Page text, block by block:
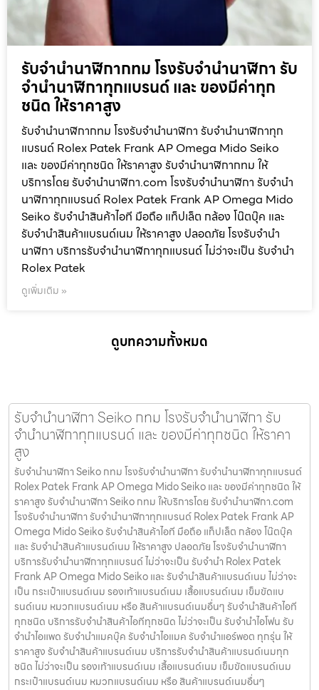
รับจำนำนาฬิกากทม โรงรับจำนำนาฬิกา รับ
จำนำนาฬิกาทุกแบรนด์ และ ของมีค่าทุก
ชนิด ให้ราคาสูง
รับจำนำนาฬิกากทม โรงรับจำนำนาฬิกา รับจำนำนาฬิกาทุก
แบรนด์ Rolex Patek Frank AP Omega Mido Seiko
และ ของมีค่าทุกชนิด ให้ราคาสูง รับจำนำนาฬิกากทม ให้
บริการโดย รับจํานํานาฬิกา.com โรงรับจำนำนาฬิกา รับจำนำ
นาฬิกาทุกแบรนด์ Rolex Patek Frank AP Omega Mido
Seiko รับจำนำสินค้าไอที มือถือ แท็ปเล็ต กล้อง โน๊ตบุ๊ค และ
รับจำนำสินค้าแบรนด์เนม ให้ราคาสูง ปลอดภัย โรงรับจำนำ
นาฬิกา บริการรับจำนำนาฬิกาทุกแบรนด์ ไม่ว่าจะเป็น รับจำนำ
Rolex Patek
ดูเพิ่มเติม »
ดูบทความทั้งหมด
รับจํานํานาฬิกา Seiko กทม โรงรับจำนำนาฬิกา รับ
จำนำนาฬิกาทุกแบรนด์ และ ของมีค่าทุกชนิด ให้ราคา
สูง
รับจํานํานาฬิกา Seiko กทม โรงรับจำนำนาฬิกา รับจำนำนาฬิกาทุกแบรนด์
Rolex Patek Frank AP Omega Mido Seiko และ ของมีค่าทุกชนิด ให้
ราคาสูง รับจํานํานาฬิกา Seiko กทม ให้บริการโดย รับจํานํานาฬิกา.com
โรงรับจำนำนาฬิกา รับจำนำนาฬิกาทุกแบรนด์ Rolex Patek Frank AP
Omega Mido Seiko รับจำนำสินค้าไอที มือถือ แท็ปเล็ต กล้อง โน๊ตบุ๊ค
และ รับจำนำสินค้าแบรนด์เนม ให้ราคาสูง ปลอดภัย โรงรับจำนำนาฬิกา
บริการรับจำนำนาฬิกาทุกแบรนด์ ไม่ว่าจะเป็น รับจำนำ Rolex Patek
Frank AP Omega Mido Seiko และ รับจำนำสินค้าแบรนด์เนม ไม่ว่าจะ
เป็น กระเป๋าแบรนด์เนม รองเท้าแบรนด์เนม เสื้อแบรนด์เนม เข็มขัดแบ
รนด์เนม หมวกแบรนด์เนม หรือ สินค้าแบรนด์เนมอื่นๆ รับจำนำสินค้าไอที
ทุกชนิด บริการรับจำนำสินค้าไอทีทุกชนิด ไม่ว่าจะเป็น รับจำนำไอโฟน รับ
จำนำไอแพด รับจำนำแมคบุ๊ค รับจำนำไอแมค รับจำนำแอร์พอต ทุกรุ่น ให้
ราคาสูง รับจำนำสินค้าแบรนด์เนม บริการรับจำนำสินค้าแบรนด์เนมทุก
ชนิด ไม่ว่าจะเป็น รองเท้าแบรนด์เนม เสื้อแบรนด์เนม เข็มขัดแบรนด์เนม
กระเป๋าแบรนด์เนม หมวกแบรนด์เนม หรือ สินค้าแบรนด์เนมอื่นๆ